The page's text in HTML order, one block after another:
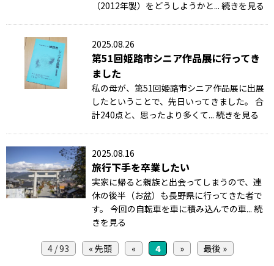
（2012年製）をどうしようかと... 続きを見る
2025.08.26
第51回姫路市シニア作品展に行ってき
ました
私の母が、第51回姫路市シニア作品展に出展
したということで、先日いってきました。 合
計240点と、思ったより多くて... 続きを見る
2025.08.16
旅行下手を卒業したい
実家に帰ると親族と出会ってしまうので、連
休の後半（お盆）も長野県に行ってきた者で
す。 今回の自転車を車に積み込んでの車... 続
きを見る
4 / 93 « 先頭 « 4 » 最後 »